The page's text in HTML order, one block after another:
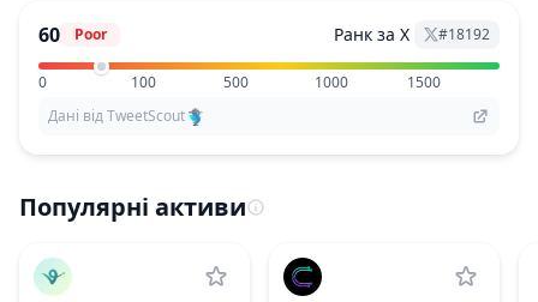
60 Poor Ранк за X #18192
0 100 500 1000
1500
Дані від TweetScout
Популярні активи